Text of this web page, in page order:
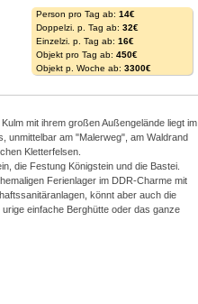
Person pro Tag ab: 14€
Doppelzi. p. Tag ab: 32€
Einzelzi. p. Tag ab: 16€
Objekt pro Tag ab: 450€
Objekt p. Woche ab: 3300€
mit ihrem großen Außengelände liegt im
unmittelbar am "Malerweg", am Waldrand
Kletterfelsen.
die Festung Königstein und die Bastei.
Ferienlager im DDR-Charme mit
könnt aber auch die
einfache Berghütte oder das ganze